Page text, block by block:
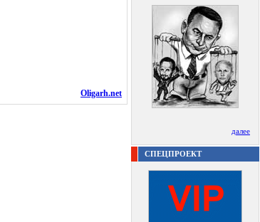
Oligarh.net
далее
СПЕЦПРОЕКТ